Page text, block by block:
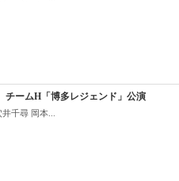
チームH「博多レジェンド」公演
千尋 岡本...